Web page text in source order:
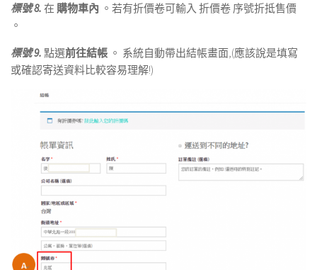
標號 8. 在 購物車內 。若有折價卷可輸入 折價卷 序號折抵售價
。
標號 9. 點選前往結帳 。 系統自動帶出結帳畫面,(應該說是填寫
或確認寄送資料比較容易理解!)